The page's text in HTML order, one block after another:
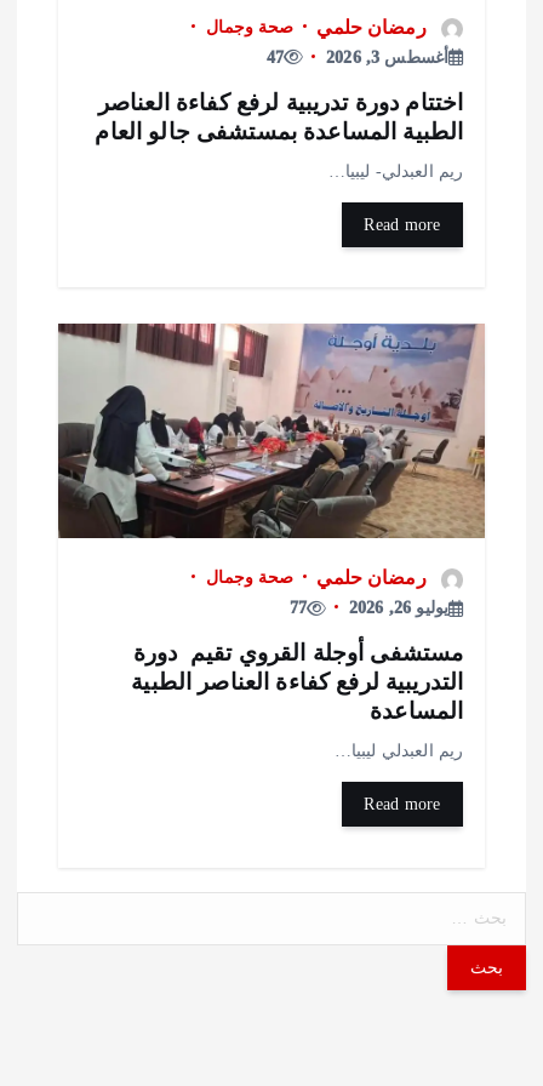
رمضان حلمي
صحة وجمال
أغسطس 3, 2026
47
دورة تدريبية لرفع كفاءة العناصر
المساعدة بمستشفى جالو العام
العبدلي- ليبيا…
رمضان حلمي
صحة وجمال
77
أوجلة القروي تقيم دورة
لرفع كفاءة العناصر الطبية
العبدلي ليبيا…